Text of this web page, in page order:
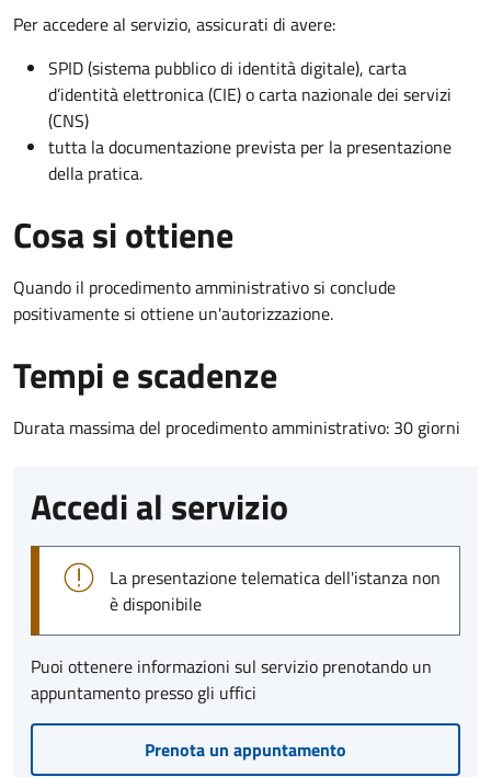
Per accedere al servizio, assicurati di avere:
SPID (sistema pubblico di identità digitale), carta
d’identità elettronica (CIE) o carta nazionale dei servizi
(CNS)
tutta la documentazione prevista per la presentazione
della pratica.
Cosa si ottiene
Quando il procedimento amministrativo si conclude
positivamente si ottiene un'autorizzazione.
Tempi e scadenze
Durata massima del procedimento amministrativo: 30 giorni
Accedi al servizio
La presentazione telematica dell'istanza non
è disponibile
Puoi ottenere informazioni sul servizio prenotando un
appuntamento presso gli uffici
Prenota un appuntamento